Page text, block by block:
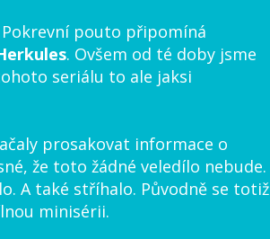
pouto připomíná
. Ovšem od té doby jsme
seriálu to ale jaksi
prosakovat informace o
že toto žádné veledílo nebude.
A také stříhalo. Původně se totiž
minisérii.